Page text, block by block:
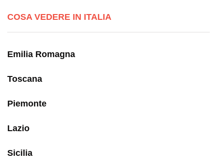
COSA VEDERE IN ITALIA
Emilia Romagna
Toscana
Piemonte
Lazio
Sicilia